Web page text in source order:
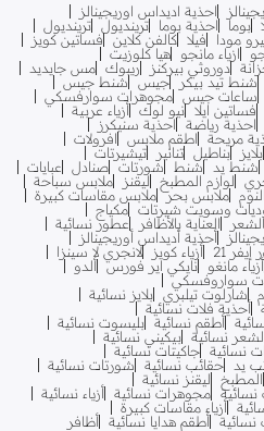
احذية اديداس اوريجينالز
بوما احذية بوما ترينديول ترينديول
مودا فيلا كالفن كلاين فساتين كويز
ازياء مانجو
هيا كلوزيت
دوروثي بيركنز ريبوك مس جايديد
شنط تيد بيكر جيس
شنط جيس
ساعات جيس مجوهرات سوارفسكي
فساتين ايلا نيو لوك أزياء عربية
احذية رياضة
احذية سنيكرز
مريحة اطقم ملابس
افرولات
بلايز بناطيل تنانير
تيشيرتات
شنط يد شنط شورتات صنادل
عبايات
لوازم المطبخ ليقنز
ملابس سباحة
ملابس بحر ملابس مقاسات كبيرة
وسويت شيرتات مكياج
العناية بالأظافر
عطور نسائية
أحذية أديداس أوريجينالز
إيفر 21 أزياء كويز
لانجري لا سينزا
أزياء مانغو نايكي اير فورس ألدو
سواروفسكي
شارلوت تيلبري بلايز نسائية
أحذية فلات نسائية
أطقم نسائية بليسوت نسائية
نسائية بيكيني نسائية
نسائية جاكيتات نسائية
يد حقائب نسائية
شورتات نسائية
المطبخ
ليقنز نسائية
نسائية مجوهرات نسائية أزياء نسائية
أزياء مقاسات كبيرة
نسائية أطقم هدايا نسائية أظافر